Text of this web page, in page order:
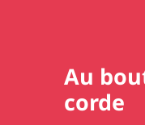
Au
corde